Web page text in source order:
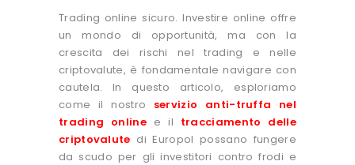
Trading online sicuro. Investire online offre
un mondo di opportunità, ma con la
crescita dei rischi nel trading e nelle
criptovalute, è fondamentale navigare con
cautela. In questo articolo, esploriamo
come il nostro servizio anti-truffa nel
trading onlinee il tracciamento delle
criptovalute di Europol possano fungere
da scudo per gli investitori contro frodi e